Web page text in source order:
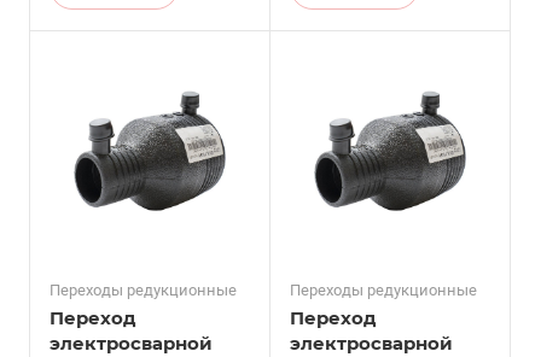
Переходы редукционные
Переход
электросварной
Переходы редукционные
Переход
электросварной